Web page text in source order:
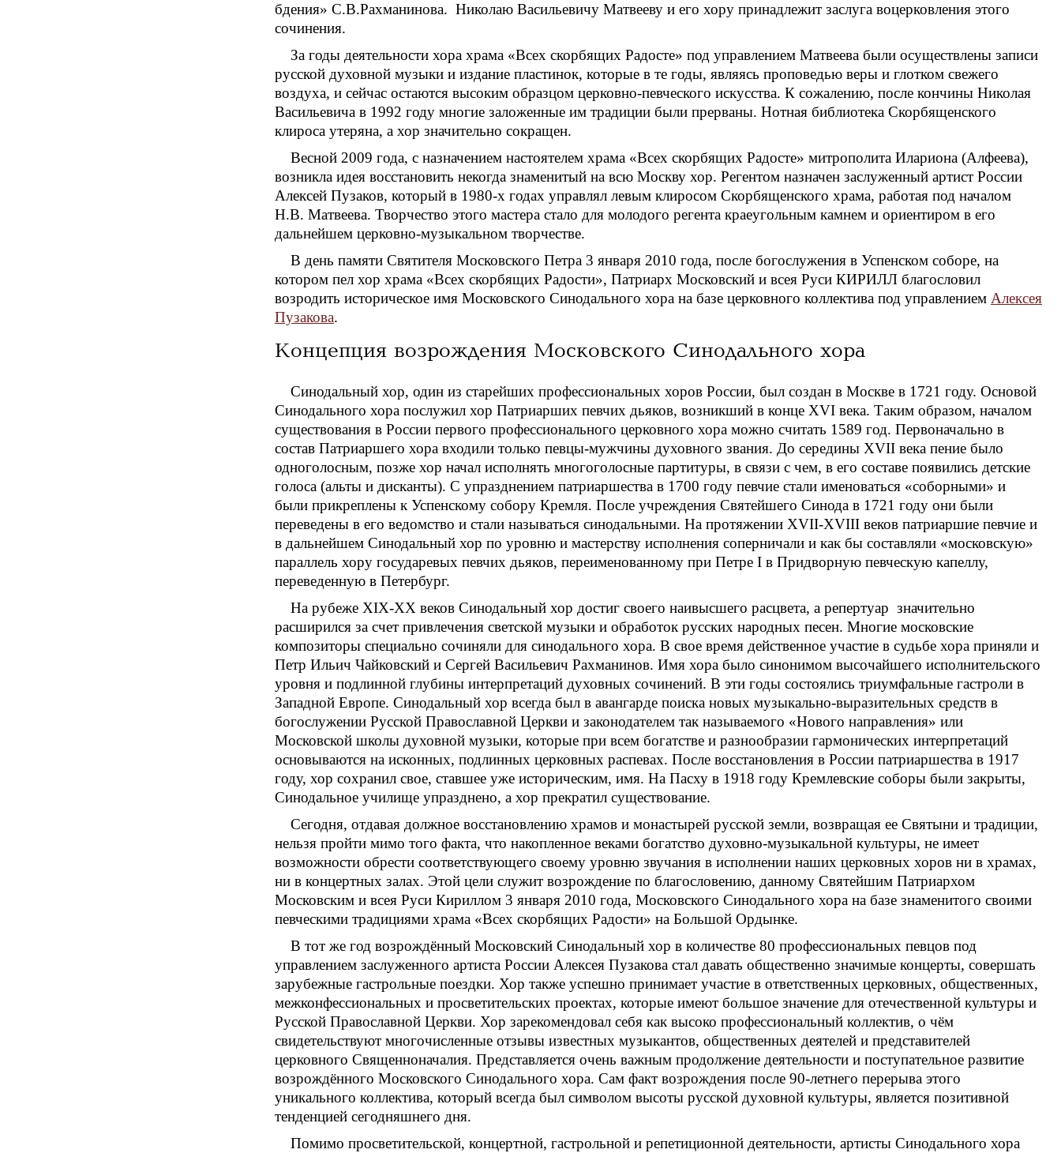
бдения» С.В.Рахманинова. Николаю Васильевичу Матвееву и его хору принадлежит заслуга воцерковления этого
сочинения.
За годы деятельности хора храма «Всех скорбящих Радосте» под управлением Матвеева были осуществлены записи
русской духовной музыки и издание пластинок, которые в те годы, являясь проповедью веры и глотком свежего
воздуха, и сейчас остаются высоким образцом церковно-певческого искусства. К сожалению, после кончины Николая
Васильевича в 1992 году многие заложенные им традиции были прерваны. Нотная библиотека Скорбященского
клироса утеряна, а хор значительно сокращен.
Весной 2009 года, с назначением настоятелем храма «Всех скорбящих Радосте» митрополита Илариона (Алфеева),
возникла идея восстановить некогда знаменитый на всю Москву хор. Регентом назначен заслуженный артист России
Алексей Пузаков, который в 1980-х годах управлял левым клиросом Скорбященского храма, работая под началом
Н.В. Матвеева. Творчество этого мастера стало для молодого регента краеугольным камнем и ориентиром в его
дальнейшем церковно-музыкальном творчестве.
В день памяти Святителя Московского Петра 3 января 2010 года, после богослужения в Успенском соборе, на
котором пел хор храма «Всех скорбящих Радости», Патриарх Московский и всея Руси КИРИЛЛ благословил
возродить историческое имя Московского Синодального хора на базе церковного коллектива под управлением Алексея
Пузакова.
Концепция возрождения Московского Синодального хора
Синодальный хор, один из старейших профессиональных хоров России, был создан в Москве в 1721 году. Основой
Синодального хора послужил хор Патриарших певчих дьяков, возникший в конце XVI века. Таким образом, началом
существования в России первого профессионального церковного хора можно считать 1589 год. Первоначально в
состав Патриаршего хора входили только певцы-мужчины духовного звания. До середины XVII века пение было
одноголосным, позже хор начал исполнять многоголосные партитуры, в связи с чем, в его составе появились детские
голоса (альты и дисканты). С упразднением патриаршества в 1700 году певчие стали именоваться «соборными» и
были прикреплены к Успенскому собору Кремля. После учреждения Святейшего Синода в 1721 году они были
переведены в его ведомство и стали называться синодальными. На протяжении XVII-XVIII веков патриаршие певчие и
в дальнейшем Синодальный хор по уровню и мастерству исполнения соперничали и как бы составляли «московскую»
параллель хору государевых певчих дьяков, переименованному при Петре I в Придворную певческую капеллу,
переведенную в Петербург.
На рубеже XIX-XX веков Синодальный хор достиг своего наивысшего расцвета, а репертуар значительно
расширился за счет привлечения светской музыки и обработок русских народных песен. Многие московские
композиторы специально сочиняли для синодального хора. В свое время действенное участие в судьбе хора приняли и
Петр Ильич Чайковский и Сергей Васильевич Рахманинов. Имя хора было синонимом высочайшего исполнительского
уровня и подлинной глубины интерпретаций духовных сочинений. В эти годы состоялись триумфальные гастроли в
Западной Европе. Синодальный хор всегда был в авангарде поиска новых музыкально-выразительных средств в
богослужении Русской Православной Церкви и законодателем так называемого «Нового направления» или
Московской школы духовной музыки, которые при всем богатстве и разнообразии гармонических интерпретаций
основываются на исконных, подлинных церковных распевах. После восстановления в России патриаршества в 1917
году, хор сохранил свое, ставшее уже историческим, имя. На Пасху в 1918 году Кремлевские соборы были закрыты,
Синодальное училище упразднено, а хор прекратил существование.
Сегодня, отдавая должное восстановлению храмов и монастырей русской земли, возвращая ее Святыни и традиции,
нельзя пройти мимо того факта, что накопленное веками богатство духовно-музыкальной культуры, не имеет
возможности обрести соответствующего своему уровню звучания в исполнении наших церковных хоров ни в храмах,
ни в концертных залах. Этой цели служит возрождение по благословению, данному Святейшим Патриархом
Московским и всея Руси Кириллом 3 января 2010 года, Московского Синодального хора на базе знаменитого своими
певческими традициями храма «Всех скорбящих Радости» на Большой Ордынке.
В тот же год возрождённый Московский Синодальный хор в количестве 80 профессиональных певцов под
управлением заслуженного артиста России Алексея Пузакова стал давать общественно значимые концерты, совершать
зарубежные гастрольные поездки. Хор также успешно принимает участие в ответственных церковных, общественных,
межконфессиональных и просветительских проектах, которые имеют большое значение для отечественной культуры и
Русской Православной Церкви. Хор зарекомендовал себя как высоко профессиональный коллектив, о чём
свидетельствуют многочисленные отзывы известных музыкантов, общественных деятелей и представителей
церковного Священноначалия. Представляется очень важным продолжение деятельности и поступательное развитие
возрождённого Московского Синодального хора. Сам факт возрождения после 90-летнего перерыва этого
уникального коллектива, который всегда был символом высоты русской духовной культуры, является позитивной
тенденцией сегодняшнего дня.
Помимо просветительской, концертной, гастрольной и репетиционной деятельности, артисты Синодального хора